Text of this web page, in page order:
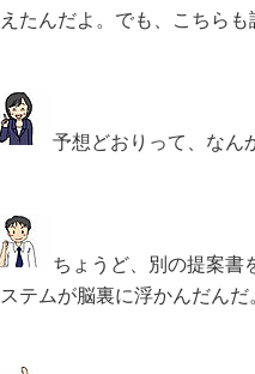
たんだよ。でも、こちらも
予想どおりって、なん
ちょうど、別の提案書
テムが脳裏に浮かんだんだ